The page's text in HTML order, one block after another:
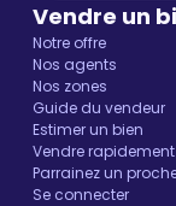
Vendre un
Notre offre
Nos agents
Nos zones
Guide du vendeur
Estimer un bien
Vendre rapidement
Parrainez un
Se connecter